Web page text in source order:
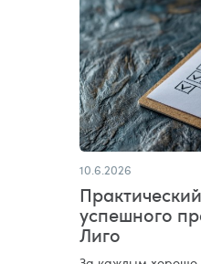
10.6.2026
успешного
Лиго